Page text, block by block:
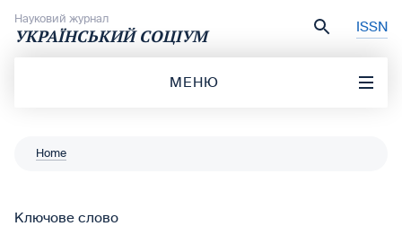
Науковий журнал
УКРАЇНСЬКИЙ СОЦІУМ ISSN
МЕНЮ
Home
Ключове слово